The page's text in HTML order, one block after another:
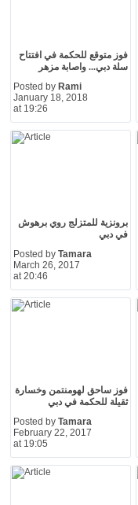
فوز متوقع للحكمة في افتتاح
سلة دبي... واصابة مزهر
Posted by Rami
January 18, 2018
at 19:26
برونزية للمتزلج روي برهوش
في دبي
Posted by Tamara
March 26, 2017
at 20:46
فوز ساحق لهومنتمن وخسارة
ثقيلة للحكمة في دبي
Posted by Tamara
February 22, 2017
at 19:05